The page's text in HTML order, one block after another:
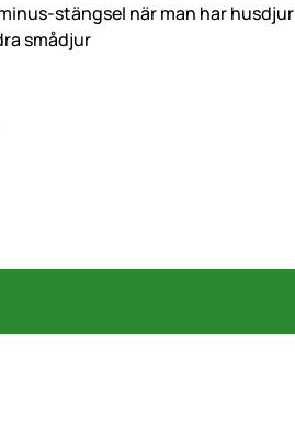
stängsel när man har husdjur
smådjur